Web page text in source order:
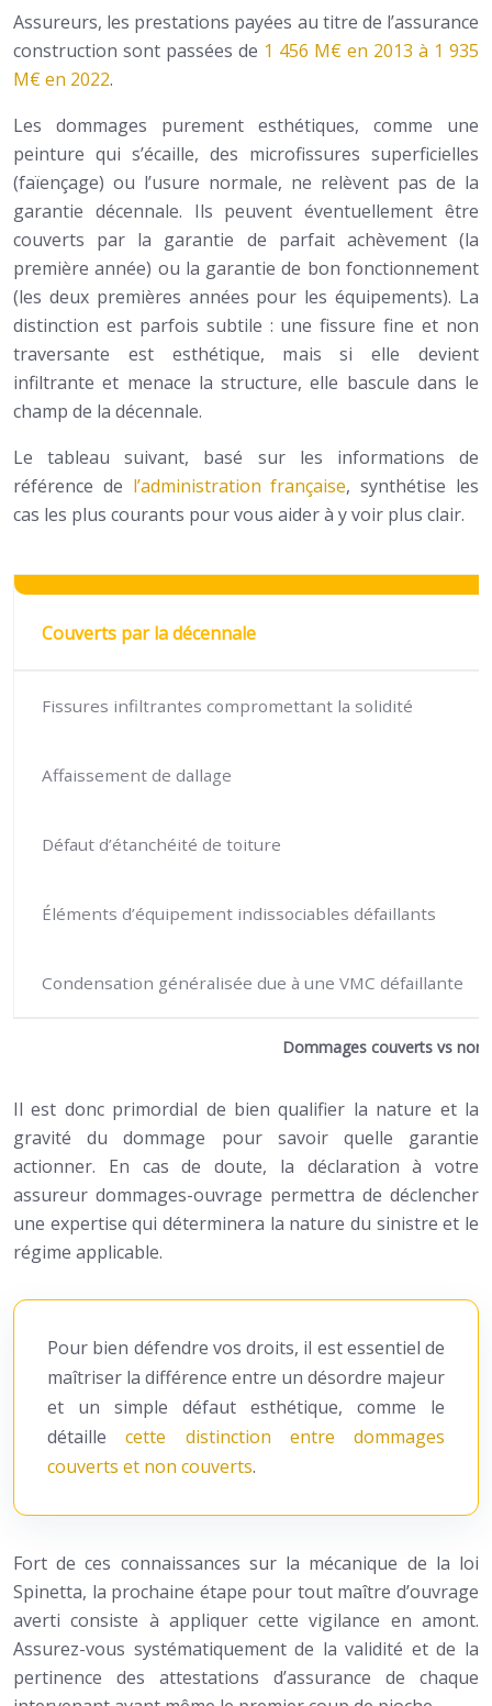
Assureurs, les prestations payées au titre de l’assurance
construction sont passées de 1 456 M€ en 2013 à 1 935
M€ en 2022.
Les dommages purement esthétiques, comme une
peinture qui s’écaille, des microfissures superficielles
(faïençage) ou l’usure normale, ne relèvent pas de la
garantie décennale. Ils peuvent éventuellement être
couverts par la garantie de parfait achèvement (la
première année) ou la garantie de bon fonctionnement
(les deux premières années pour les équipements). La
distinction est parfois subtile : une fissure fine et non
traversante est esthétique, mais si elle devient
infiltrante et menace la structure, elle bascule dans le
champ de la décennale.
Le tableau suivant, basé sur les informations de
référence de l’administration française, synthétise les
cas les plus courants pour vous aider à y voir plus clair.
Dommages couverts vs non
Couverts par la décennale
Fissures infiltrantes compromettant la solidité
Affaissement de dallage
Défaut d’étanchéité de toiture
Éléments d’équipement indissociables défaillants
Condensation généralisée due à une VMC défaillante
Il est donc primordial de bien qualifier la nature et la
gravité du dommage pour savoir quelle garantie
actionner. En cas de doute, la déclaration à votre
assureur dommages-ouvrage permettra de déclencher
une expertise qui déterminera la nature du sinistre et le
régime applicable.
Pour bien défendre vos droits, il est essentiel de
maîtriser la différence entre un désordre majeur
et un simple défaut esthétique, comme le
détaillecette distinction entre dommages
couverts et non couverts.
Fort de ces connaissances sur la mécanique de la loi
Spinetta, la prochaine étape pour tout maître d’ouvrage
averti consiste à appliquer cette vigilance en amont.
Assurez-vous systématiquement de la validité et de la
pertinence des attestations d’assurance de chaque